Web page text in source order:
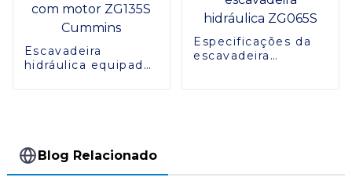
Escavadeira
hidráulica equipada
Especificações da
escavadeira
Blog Relacionado